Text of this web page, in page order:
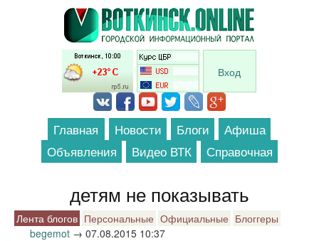
Перейти к основному содержанию
Вход
Главная Новости Блоги
Афиша
Объявления
Видео ВТК Справочная
детям не показывать
Лента блогов Персональные Официальные Блоггеры
begemot → 07.08.2015 10:37